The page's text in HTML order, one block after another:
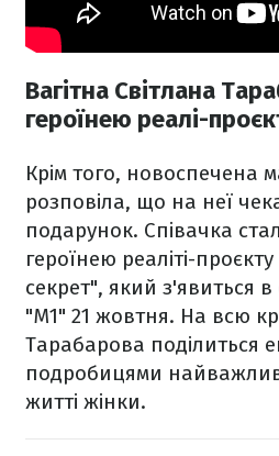
Вагітна Світлана
героїнею реалі-
Крім того, новоспечена
розповіла, що на неї
подарунок. Співачка
героїнею реаліті-
секрет", який з'явиться в
"M1" 21 жовтня. На всю
Тарабарова поділиться
подробицями
житті жінки.